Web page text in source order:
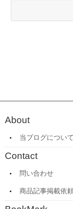
About
当ブログについて
Contact
問い合わせ
商品記事掲載依